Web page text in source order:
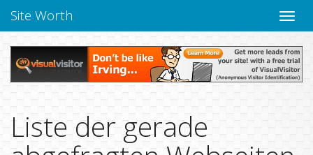
Site Worth
Liste der gerade